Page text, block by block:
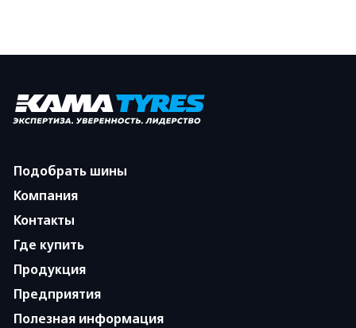
Подобрать шины
Компания
Контакты
Где купить
Продукция
Предприятия
Полезная информация